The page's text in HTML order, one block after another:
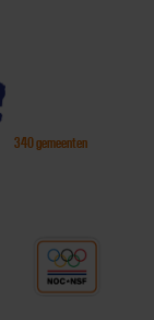
340 gemeenten